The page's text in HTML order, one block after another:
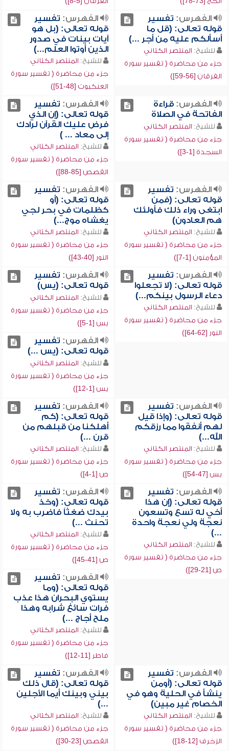
الفهرس: تفسير
قوله تعالى: (قل ما
أسألكم عليه من أجر ...)
للشيخ: المنتصر الكتاني
جزء من محاضرة ( تفسير سورة
الفرقان [56-59])
الفهرس: تفسير
قوله تعالى: (بل هو
آيات بينات في صدور
الذين أوتوا العلم...)
للشيخ: المنتصر الكتاني
جزء من محاضرة ( تفسير سورة
العنكبوت [48-51])
الفهرس:قراءة
الفاتحة في الصلاة
للشيخ: المنتصر الكتاني
جزء من محاضرة ( تفسير سورة
السجدة [1-3])
الفهرس: تفسير
قوله تعالى: (إن الذي
فرض عليك القرآن لرادك
إلى معاد ... )
للشيخ: المنتصر الكتاني
جزء من محاضرة ( تفسير سورة
القصص [85-88])
الفهرس: تفسير
قوله تعالى: (فمن
ابتغى وراء ذلك فأولئك
هم العادون)
للشيخ: المنتصر الكتاني
جزء من محاضرة ( تفسير سورة
المؤمنون [1-7])
الفهرس: تفسير
قوله تعالى: (أو
كظلمات في بحر لجي
يغشاه موج...)
للشيخ: المنتصر الكتاني
جزء من محاضرة ( تفسير سورة
النور [40-43])
الفهرس: تفسير
قوله تعالى: (لا تجعلوا
دعاء الرسول بينكم...)
للشيخ: المنتصر الكتاني
جزء من محاضرة ( تفسير سورة
النور [62-64])
الفهرس: تفسير
قوله تعالى: (يس)
للشيخ: المنتصر الكتاني
جزء من محاضرة ( تفسير سورة
يس [1-5])
الفهرس: تفسير
قوله تعالى: (يس ...)
للشيخ: المنتصر الكتاني
جزء من محاضرة ( تفسير سورة
يس [1-12])
الفهرس: تفسير
قوله تعالى: (وإذا قيل
لهم أنفقوا مما رزقكم
الله...)
للشيخ: المنتصر الكتاني
جزء من محاضرة ( تفسير سورة
يس [47-54])
الفهرس: تفسير
قوله تعالى: (كم
أهلكنا من قبلهم من
قرن ...)
للشيخ: المنتصر الكتاني
جزء من محاضرة ( تفسير سورة
ص [1-4])
الفهرس: تفسير
قوله تعالى: (إن هذا
أخي له تسع وتسعون
نعجة ولي نعجة واحدة
...)
للشيخ: المنتصر الكتاني
جزء من محاضرة ( تفسير سورة
ص [21-29])
الفهرس: تفسير
قوله تعالى: (وخذ
بيدك ضغثاً فاضرب به ولا
تحنث ...)
للشيخ: المنتصر الكتاني
جزء من محاضرة ( تفسير سورة
ص [41-45])
الفهرس: تفسير
قوله تعالى: (وما
يستوي البحران هذا عذب
فرات سائغ شرابه وهذا
ملح أجاج ...)
للشيخ: المنتصر الكتاني
جزء من محاضرة ( تفسير سورة
فاطر [11-12])
الفهرس: تفسير
قوله تعالى: (أومن
ينشأ في الحلية وهو في
الخصام غير مبين)
للشيخ: المنتصر الكتاني
جزء من محاضرة ( تفسير سورة
الزخرف [12-18])
الفهرس: تفسير
قوله تعالى: (قال ذلك
بيني وبينك أيما الأجلين
...)
للشيخ: المنتصر الكتاني
جزء من محاضرة ( تفسير سورة
القصص [23-30])